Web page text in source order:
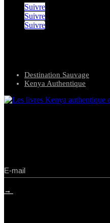
Suivre
Suivre
Suivre
Destination Sauvage
Kenya Authentique
→